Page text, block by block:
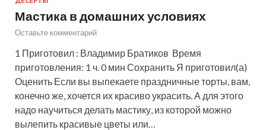
Мастика в домашних условиях
Оставьте комментарий
1 Приготовил : Владимир Братиков Время
приготовления: 1 ч. 0 мин Сохранить Я приготовил(а)
Оценить Если вы выпекаете праздничные торты, вам,
конечно же, хочется их красиво украсить. А для этого
надо научиться делать мастику, из которой можно
вылепить красивые цветы или…